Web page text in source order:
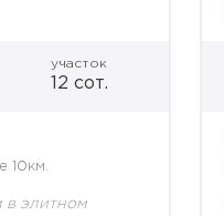
участок
12 сот.
10км.
в элитном